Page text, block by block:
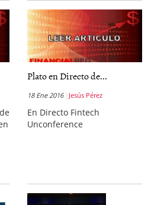
Plato en Directo de...
18 Ene 2016 Jesús Pérez
En Directo Fintech
Unconference